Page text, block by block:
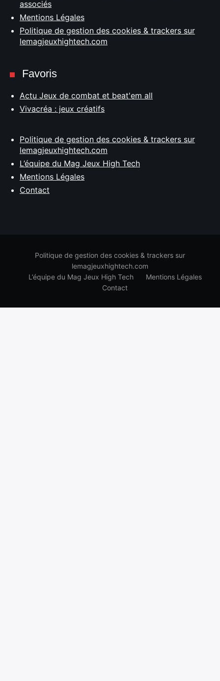
associés
Mentions Légales
Politique de gestion des cookies & trackers sur
lemagjeuxhightech.com
Favoris
Actu Jeux de combat et beat'em all
Vivacréa : jeux créatifs
Politique de gestion des cookies & trackers sur
lemagjeuxhightech.com
L’équipe du Mag Jeux High Tech
Mentions Légales
Contact
Politique de gestion des cookies & trackers sur
lemagjeuxhightech.com
L’équipe du Mag Jeux High Tech
Mentions Légales
Contact